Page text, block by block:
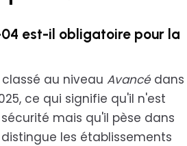
04 est-il obligatoire pour la
au niveau Avancédans
ce qui signifie qu'il n'est
mais qu'il pèse dans
les établissements